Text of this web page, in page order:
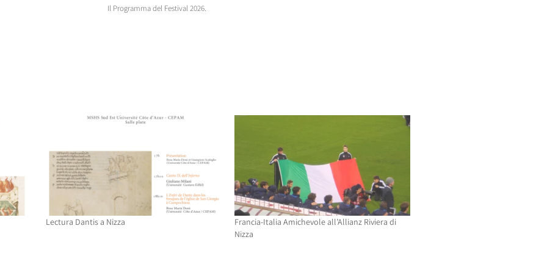
Il Programma del Festival 2026.
Lectura Dantis a Nizza
Francia-Italia Amichevole all’Allianz Riviera di
Nizza